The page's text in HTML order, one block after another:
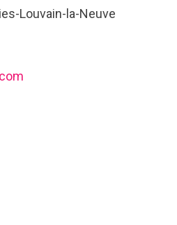
Louvain-la-Neuve